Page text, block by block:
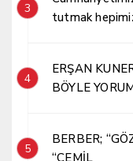
3
tutmak
4
ERŞAN
BÖYLE
5
BERBER; “GÖZÜN AYDIN ESTETİKÇİ
“CEMİL